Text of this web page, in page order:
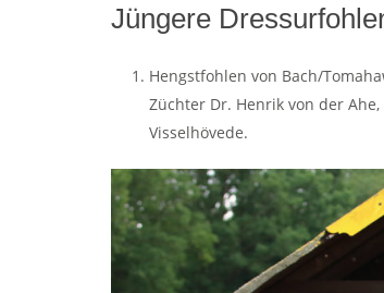
Jüngere
Hengstfohlen von Bach/
Züchter Dr. Henrik von der
Visselhövede.